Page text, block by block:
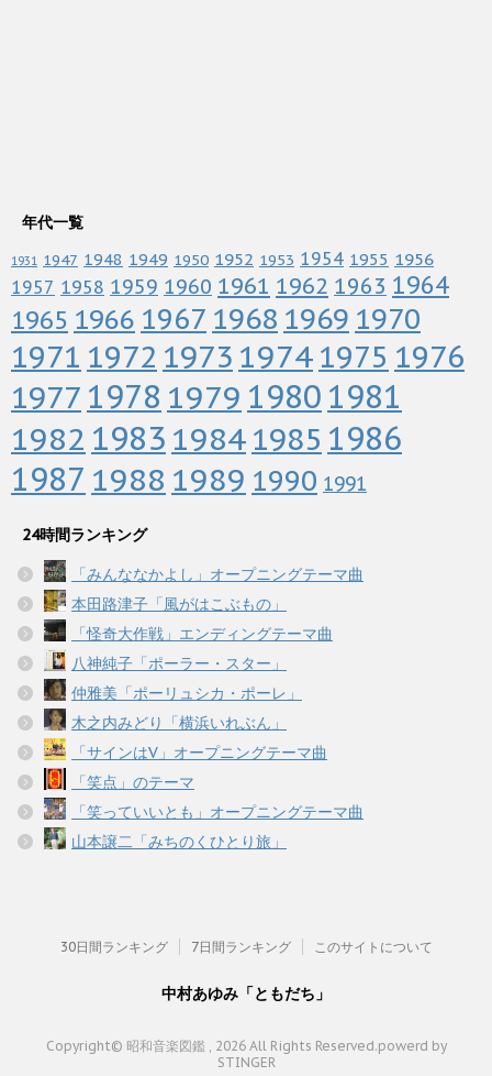
年代一覧
1931 1947 1948 1949 1950 1952 1953 1954 1955 1956
1957 1958 1959 1960 1961 1962 1963 1964
1965 1966 1967 1968 1969 1970
1971 1972 1973 1974 1975 1976
1977 1978 1979 1980 1981
1982 1983 19841985 1986
1987 1988 1989 1990 1991
24時間ランキング
「みんななかよし」オープニングテーマ曲
本田路津子「風がはこぶもの」
「怪奇大作戦」エンディングテーマ曲
八神純子「ポーラー・スター」
仲雅美「ポーリュシカ・ポーレ」
木之内みどり「横浜いれぶん」
「サインはV」オープニングテーマ曲
「笑点」のテーマ
「笑っていいとも」オープニングテーマ曲
山本譲二「みちのくひとり旅」
30日間ランキング 7日間ランキング このサイトについて
中村あゆみ「ともだち」
Copyright© 昭和音楽図鑑 , 2026 All Rights Reserved.powerd by
STINGER